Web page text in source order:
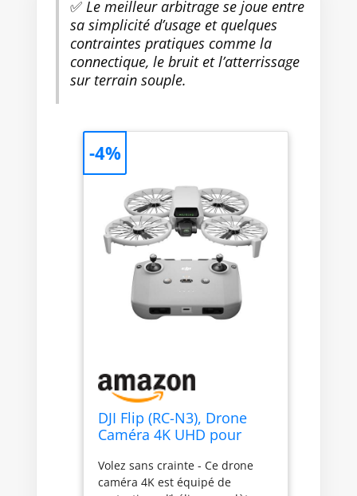
✅Le meilleur arbitrage se joue entre
sa simplicité d’usage et quelques
contraintes pratiques comme la
connectique, le bruit et l’atterrissage
sur terrain souple.
DJI Flip (RC-N3), Drone
Caméra 4K UHD pour
Volez sans crainte - Ce drone
caméra 4K est équipé de
-4%